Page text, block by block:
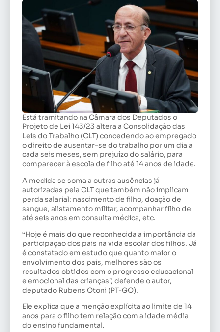
Está tramitando na Câmara dos Deputados o
Projeto de Lei 143/23 altera a Consolidação das
Leis do Trabalho (CLT) concedendo ao empregado
o direito de ausentar-se do trabalho por um dia a
cada seis meses, sem prejuízo do salário, para
comparecer à escola de filho até 14 anos de idade.
A medida se soma a outras ausências já
autorizadas pela CLT que também não implicam
perda salarial: nascimento de filho, doação de
sangue, alistamento militar, acompanhar filho de
até seis anos em consulta médica, etc.
“Hoje é mais do que reconhecida a importância da
participação dos pais na vida escolar dos filhos. Já
é constatado em estudo que quanto maior o
envolvimento dos pais, melhores são os
resultados obtidos com o progresso educacional
e emocional das crianças”, defende o autor,
deputado Rubens Otoni (PT-GO).
Ele explica que a menção explícita ao limite de 14
anos para o filho tem relação com a idade média
do ensino fundamental.